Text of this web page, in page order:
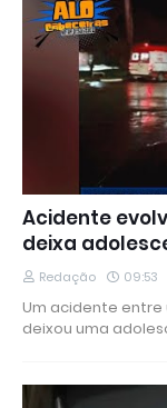
Acidente
deixa
Redação 09:53
Um acidente
deixou uma